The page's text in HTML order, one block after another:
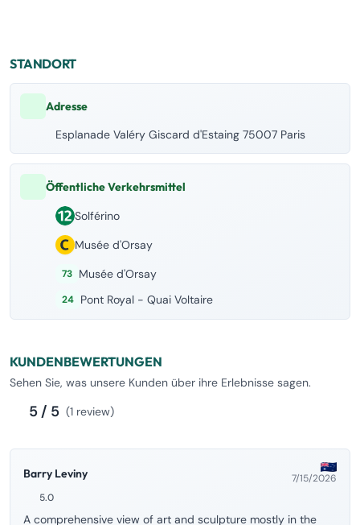
STANDORT
Adresse
Esplanade Valéry Giscard d'Estaing 75007 Paris
Öffentliche Verkehrsmittel
Solférino
Musée d'Orsay
73 Musée d'Orsay
24 Pont Royal - Quai Voltaire
KUNDENBEWERTUNGEN
Sehen Sie, was unsere Kunden über ihre Erlebnisse sagen.
5 / 5 (1 review)
Barry Leviny
7/15/2026
5.0
A comprehensive view of art and sculpture mostly in the